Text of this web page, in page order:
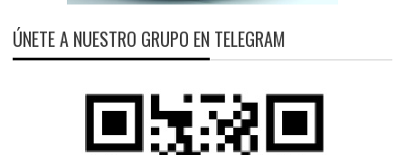
ÚNETE A NUESTRO GRUPO EN TELEGRAM